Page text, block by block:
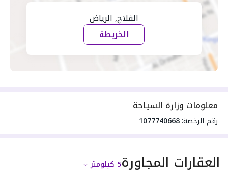
الفلاح, الرياض
الخريطة
معلومات وزارة السياحة
رقم الرخصة:1077740668
العقارات المجاورة5 كيلومتر